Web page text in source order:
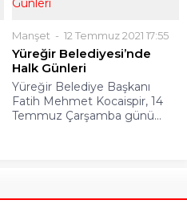
Manşet 12 Temmuz 2021 17:55
Yüreğir Belediyesi’nde
Halk Günleri
Yüreğir Belediye Başkanı
Fatih Mehmet Kocaispir, 14
Temmuz Çarşamba günü...